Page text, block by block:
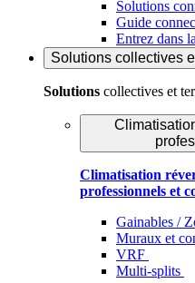
Solutions
Guide
Entrez dans
Solutions collectives
Solutions collectives et
Climatisation
professionnels et
Gainables /
Muraux et
VRF
Multi-splits